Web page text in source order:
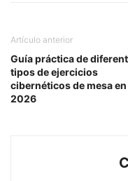
Artículo anterior
Guía práctica de
tipos de ejercicios
cibernéticos de mesa en
2026